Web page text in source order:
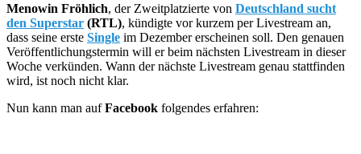
Menowin Fröhlich, der Zweitplatzierte von Deutschland sucht
den Superstar (RTL), kündigte vor kurzem per Livestream an,
dass seine erste Single im Dezember erscheinen soll. Den genauen
Veröffentlichungstermin will er beim nächsten Livestream in dieser
Woche verkünden. Wann der nächste Livestream genau stattfinden
wird, ist noch nicht klar.
Nun kann man aufFacebook folgendes erfahren: